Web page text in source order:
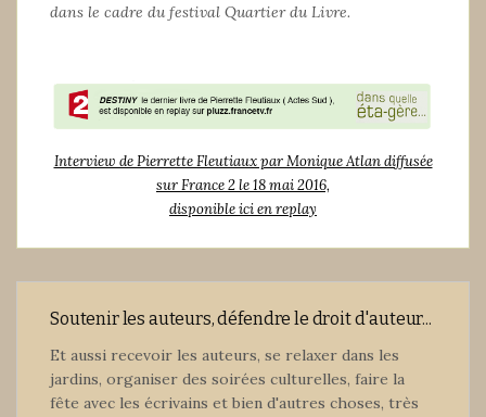
dans le cadre du festival Quartier du Livre.
Interview de Pierrette Fleutiaux par Monique Atlan diffusée
sur France 2 le 18 mai 2016,
disponible ici en replay
Soutenir les auteurs, défendre le droit d'auteur...
Et aussi recevoir les auteurs, se relaxer dans les
jardins, organiser des soirées culturelles, faire la
fête avec les écrivains et bien d'autres choses, très